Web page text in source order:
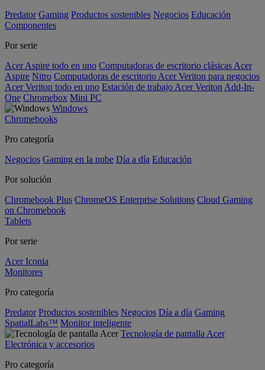
Predator Gaming Productos sostenibles Negocios Educación
Componentes
Por serie
Acer Aspire todo en uno Computadoras de escritorio clásicas Acer
Aspire Nitro Computadoras de escritorio Acer Veriton para negocios
Acer Veriton todo en uno Estación de trabajo Acer Veriton Add-In-
One Chromebox Mini PC
Windows
Chromebooks
Pro categoría
Negocios Gaming en la nube Día a día Educación
Por solución
Chromebook Plus ChromeOS Enterprise Solutions Cloud Gaming
on Chromebook
Tablets
Por serie
Acer Iconia
Monitores
Pro categoría
Predator Productos sostenibles Negocios Día a día Gaming
SpatialLabs™ Monitor inteligente
Tecnología de pantalla Acer
Electrónica y accesorios
Pro categoría